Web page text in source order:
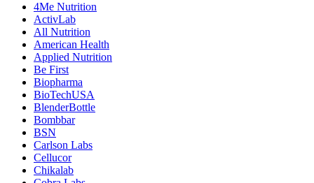
4Me Nutrition
ActivLab
All Nutrition
American Health
Applied Nutrition
Be First
Biopharma
BioTechUSA
BlenderBottle
Bombbar
BSN
Carlson Labs
Cellucor
Chikalab